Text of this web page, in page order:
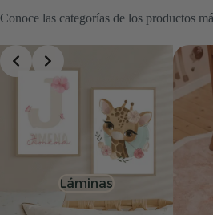
Conoce las categorías de los productos
Láminas